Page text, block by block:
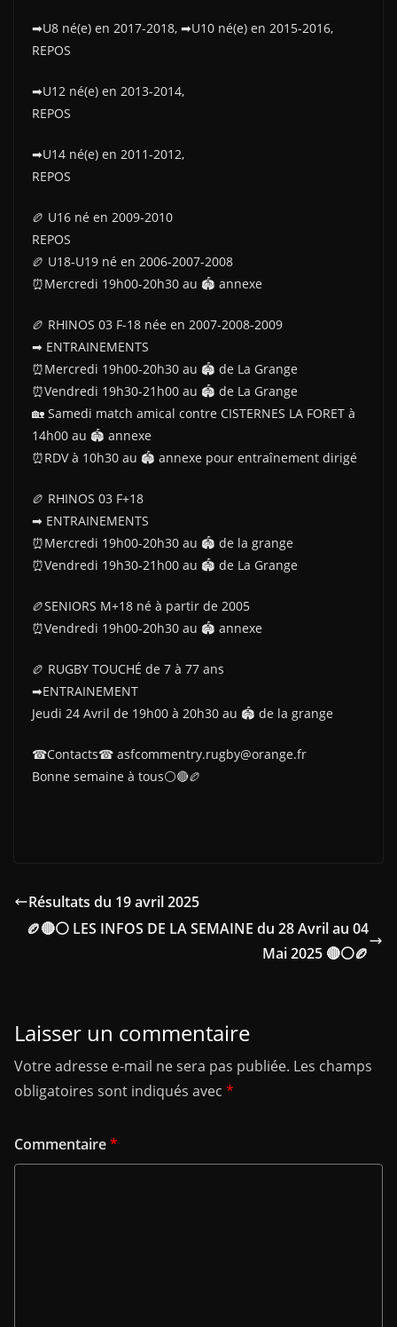
➡U8 né(e) en 2017-2018, ➡U10 né(e) en 2015-2016,
REPOS
➡U12 né(e) en 2013-2014,
REPOS
➡U14 né(e) en 2011-2012,
REPOS
🏉 U16 né en 2009-2010
REPOS
🏉 U18-U19 né en 2006-2007-2008
⏰Mercredi 19h00-20h30 au 🏟 annexe
🏉 RHINOS 03 F-18 née en 2007-2008-2009
➡ ENTRAINEMENTS
⏰Mercredi 19h00-20h30 au 🏟 de La Grange
⏰Vendredi 19h30-21h00 au 🏟 de La Grange
🏡 Samedi match amical contre CISTERNES LA FORET à
14h00 au 🏟 annexe
⏰RDV à 10h30 au 🏟 annexe pour entraînement dirigé
🏉 RHINOS 03 F+18
➡ ENTRAINEMENTS
⏰Mercredi 19h00-20h30 au 🏟 de la grange
⏰Vendredi 19h30-21h00 au 🏟 de La Grange
🏉SENIORS M+18 né à partir de 2005
⏰Vendredi 19h00-20h30 au 🏟 annexe
🏉 RUGBY TOUCHÉ de 7 à 77 ans
➡ENTRAINEMENT
Jeudi 24 Avril de 19h00 à 20h30 au 🏟 de la grange
☎Contacts☎ asfcommentry.rugby@orange.fr
Bonne semaine à tous⚪🔴🏉
Résultats du 19 avril 2025
🏉🔴⚪ LES INFOS DE LA SEMAINE du 28 Avril au 04
Mai 2025 🔴⚪🏉
Laisser un commentaire
Votre adresse e-mail ne sera pas publiée. Les champs
obligatoires sont indiqués avec *
Commentaire*